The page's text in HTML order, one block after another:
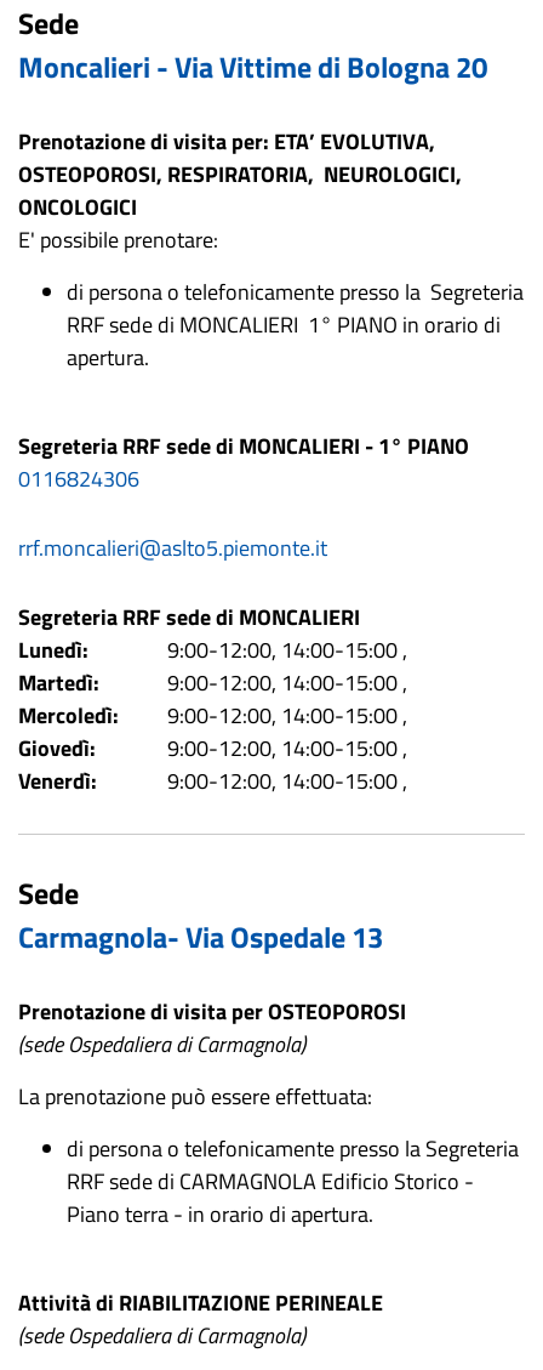
Sede
Moncalieri - Via Vittime di Bologna 20
Prenotazione di visita per: ETA’ EVOLUTIVA,
OSTEOPOROSI, RESPIRATORIA, NEUROLOGICI,
ONCOLOGICI
E' possibile prenotare:
di persona o telefonicamente presso la Segreteria
RRF sede di MONCALIERI 1° PIANO in orario di
apertura.
Segreteria RRF sede di MONCALIERI - 1° PIANO
0116824306
rrf.moncalieri@aslto5.piemonte.it
Segreteria RRF sede di MONCALIERI
Lunedì:
9:00-12:00, 14:00-15:00,
Martedì:
9:00-12:00, 14:00-15:00,
Mercoledì:
9:00-12:00, 14:00-15:00,
Giovedì:
9:00-12:00, 14:00-15:00,
Venerdì:
9:00-12:00, 14:00-15:00,
Sede
Carmagnola- Via Ospedale 13
Prenotazione di visita per OSTEOPOROSI
(sede Ospedaliera di Carmagnola)
La prenotazione può essere effettuata:
di persona o telefonicamente presso la Segreteria
RRF sede di CARMAGNOLA Edificio Storico -
Piano terra - in orario di apertura.
Attività di RIABILITAZIONE PERINEALE
(sede Ospedaliera di Carmagnola)